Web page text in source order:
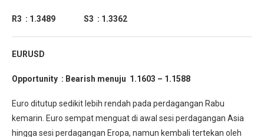
R3 : 1.3489 S3 : 1.3362
EURUSD
Opportunity : Bearish menuju 1.1603 – 1.1588
Euro ditutup sedikit lebih rendah pada perdagangan Rabu
kemarin. Euro sempat menguat di awal sesi perdagangan Asia
hingga sesi perdagangan Eropa, namun kembali tertekan oleh